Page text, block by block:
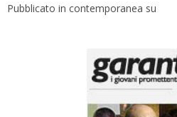
Pubblicato in contemporanea su